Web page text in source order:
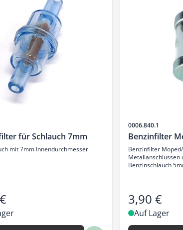
für Schlauch 7mm
mit 7mm Innendurchmesser
Artikelnr.
0006.840.1
Benzinfilter
Benzinfilter
Metallanschlüssen
Benzinschlauch
3,90 €
Auf Lager